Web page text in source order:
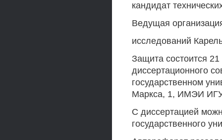
кандидат
Ведущая
исследований
Защита состоится
диссертационного
государственном
Маркса, 1, ИМЭИ
С диссертацией
государственного